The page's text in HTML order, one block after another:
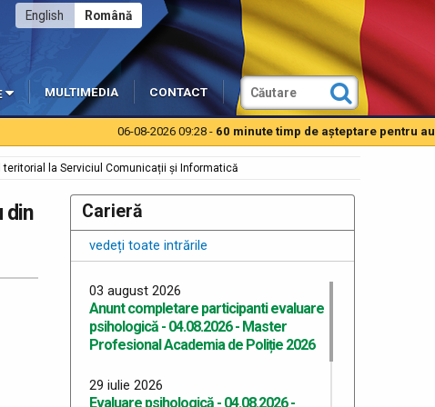
Română
English
MULTIMEDIA CONTACT
06-08-2026 09:28 -60 minute timp de aşteptare pentru
la Serviciul Comunicații și Informatică
din
Carieră
vedeți toate intrările
03 august 2026
Anunt completare participanti evaluare
psihologică - 04.08.2026 - Master
Profesional Academia de Poliție 2026
29 iulie 2026
Evaluare psihologică - 04.08.2026 -